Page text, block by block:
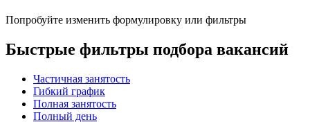
Попробуйте изменить формулировку или фильтры
Быстрые фильтры подбора вакансий
Частичная занятость
Гибкий график
Полная занятость
Полный день